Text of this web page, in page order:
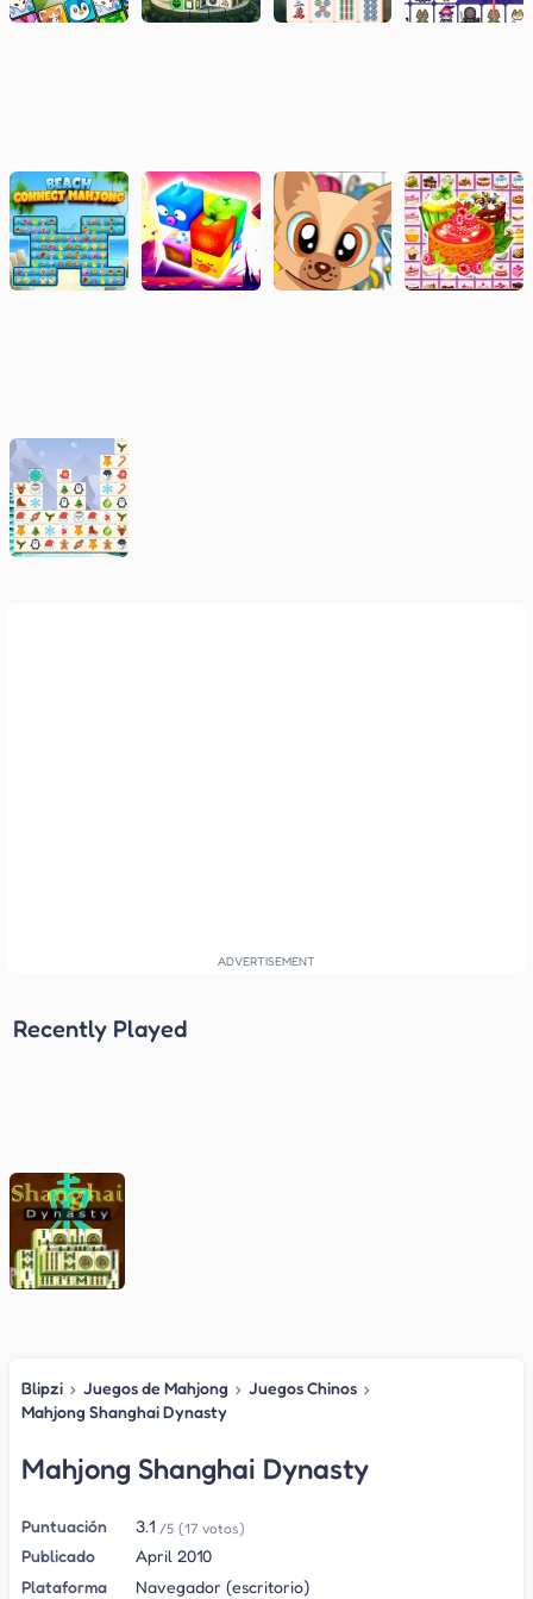
Recently Played
Blipzi › Juegos de Mahjong › Juegos Chinos ›
Mahjong Shanghai Dynasty
Mahjong Shanghai Dynasty
Puntuación 3.1 /5 (17 votos)
Publicado
April 2010
Plataforma
Navegador (escritorio)